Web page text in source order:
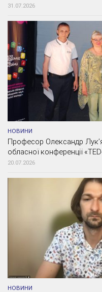
31.07.2026
НОВИНИ
Професор Олександр
обласної конференції
20.07.2026
НОВИНИ